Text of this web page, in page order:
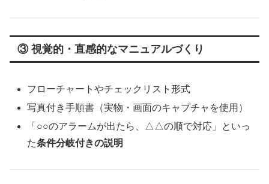
③ 視覚的・直感的なマニュアルづくり
フローチャートやチェックリスト形式
写真付き手順書（実物・画面のキャプチャを使用）
「○○のアラームが出たら、△△の順で対応」といっ
た条件分岐付きの説明